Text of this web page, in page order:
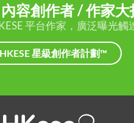
容創作者 / 作家大
平台作家，廣泛曝光觸
HKESE 星級創作者計劃™